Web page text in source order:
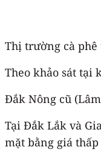
Thị trường cà
Theo khảo sát tại
Đắk Nông cũ
Tại Đắk Lắk và
mặt bằng giá